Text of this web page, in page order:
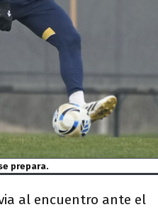
prepara.
al encuentro ante el